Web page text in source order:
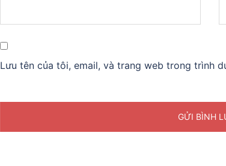
Lưu tên của tôi, email, và trang web trong trình